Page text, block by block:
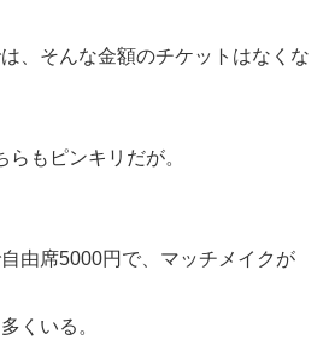
、そんな金額のチケットはなくな
もピンキリだが。
由席5000円で、マッチメイクが
くいる。